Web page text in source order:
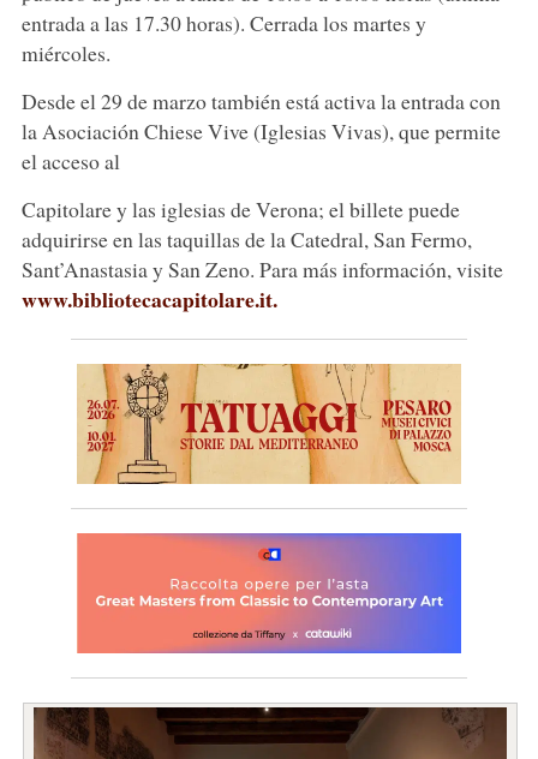
entrada a las 17.30 horas). Cerrada los martes y
miércoles.
Desde el 29 de marzo también está activa la entrada con
la Asociación Chiese Vive (Iglesias Vivas), que permite
el acceso al
Capitolare y las iglesias de Verona; el billete puede
adquirirse en las taquillas de la Catedral, San Fermo,
Sant’Anastasia y San Zeno. Para más información, visite
www.bibliotecacapitolare.it.